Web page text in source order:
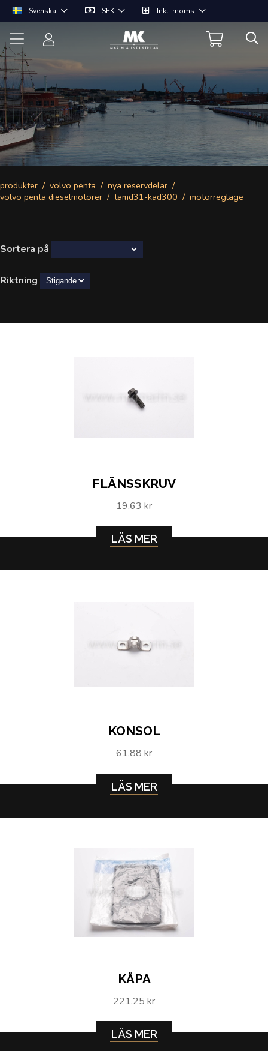
Svenska SEK Inkl. moms
produkter volvo penta
nya reservdelar
volvo penta dieselmotorer
tamd31-kad300 motorreglage
Sortera på
Riktning
FLÄNSSKRUV
19,63 kr
LÄS MER
KONSOL
61,88 kr
LÄS MER
KÅPA
221,25 kr
LÄS MER